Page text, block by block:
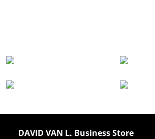
DAVID VAN L. Business Store